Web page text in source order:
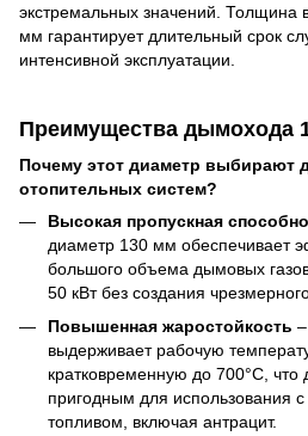
экстремальных значений. Толщина
мм гарантирует длительный срок
интенсивной эксплуатации.
Преимущества дымохода
Почему этот диаметр выбирают
отопительных систем?
Высокая пропускная
диаметр 130 мм обеспечивает
большого объема дымовых
50 кВт без создания
Повышенная жаростойкость
выдерживает рабочую
кратковременную до 700°C,
пригодным для использования
топливом, включая антрацит.